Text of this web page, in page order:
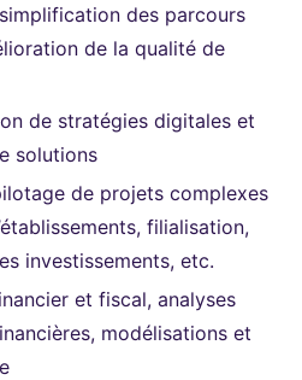
des parcours
de la qualité de
de stratégies digitales et
solutions
de projets complexes
filialisation,
investissements, etc.
et fiscal, analyses
modélisations et